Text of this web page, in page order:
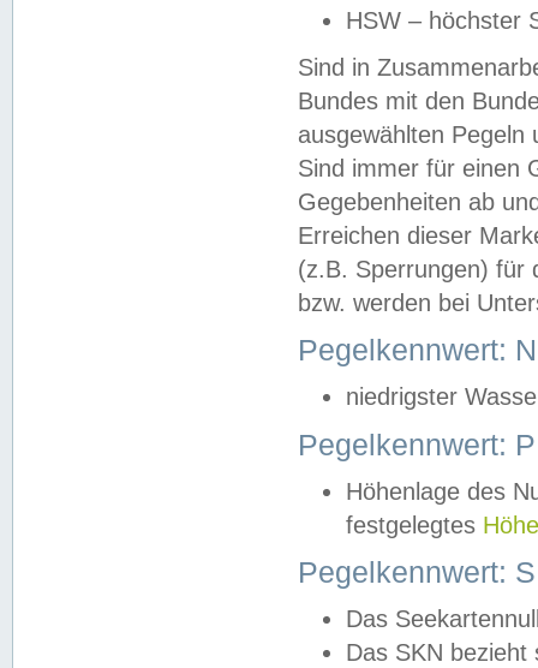
HSW – höchster
Sind in
Bundes mit den
ausgewählten
Sind immer für einen
Gegebenheiten ab
Erreichen dieser
(z.B. Sperrungen) für
bzw. werden bei
Pegelkennwert:
niedrigster
Pegelkennwert:
Höhenlage des
festgelegtes
Pegelkennwert:
Das
Das SKN